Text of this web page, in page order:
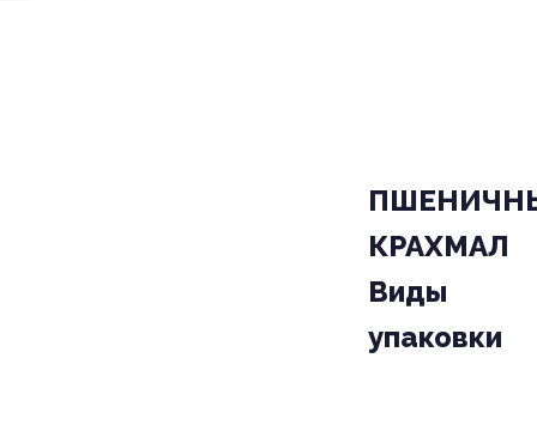
КРАХМАЛ
Виды
упаковки